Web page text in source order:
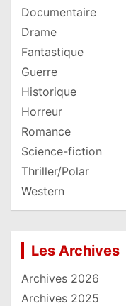
Documentaire
Drame
Fantastique
Guerre
Historique
Horreur
Romance
Science-fiction
Thriller/Polar
Western
Les Archives
Archives 2026
Archives 2025